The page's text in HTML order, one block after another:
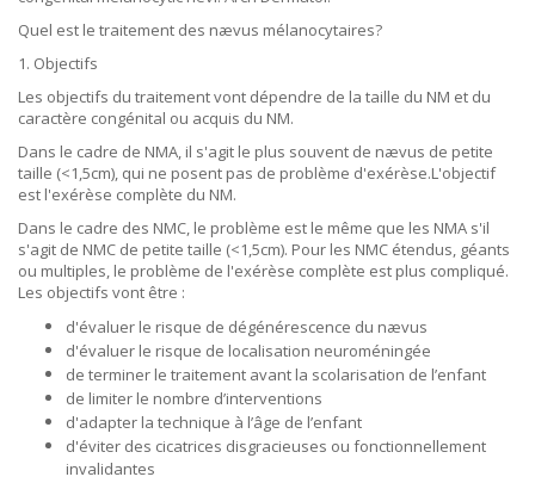
Quel est le traitement des nævus mélanocytaires?
1. Objectifs
Les objectifs du traitement vont dépendre de la taille du NM et du
caractère congénital ou acquis du NM.
Dans le cadre de NMA, il s'agit le plus souvent de nævus de petite
taille (<1,5cm), qui ne posent pas de problème d'exérèse.L'objectif
est l'exérèse complète du NM.
Dans le cadre des NMC, le problème est le même que les NMA s'il
s'agit de NMC de petite taille (<1,5cm). Pour les NMC étendus, géants
ou multiples, le problème de l'exérèse complète est plus compliqué.
Les objectifs vont être :
d'évaluer le risque de dégénérescence du nævus
d'évaluer le risque de localisation neuroméningée
de terminer le traitement avant la scolarisation de l’enfant
de limiter le nombre d’interventions
d'adapter la technique à l’âge de l’enfant
d'éviter des cicatrices disgracieuses ou fonctionnellement
invalidantes